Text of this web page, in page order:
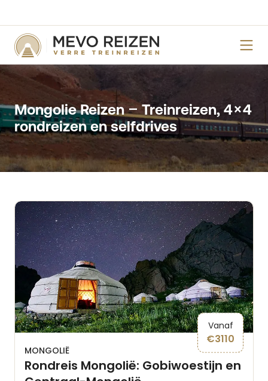
Mongolie Reizen – Treinreizen, 4×4
rondreizen en selfdrives
Vanaf
€3110
MONGOLIË
Rondreis Mongolië: Gobiwoestijn en